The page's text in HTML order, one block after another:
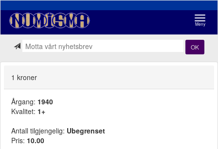
Meny
OK
1 kroner
Årgang: 1940
Kvalitet: 1+
Antall tilgjengelig: Ubegrenset
Pris: 10.00